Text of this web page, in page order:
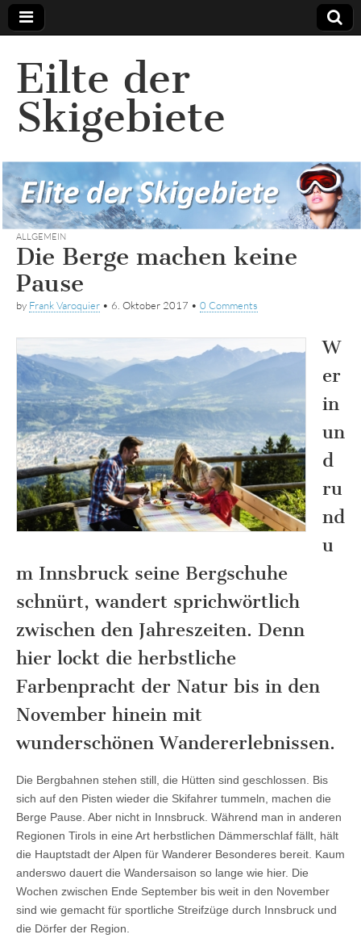
Eilte der
Skigebiete
ALLGEMEIN
Die Berge machen keine
Pause
by Frank Varoquier • 6. Oktober 2017 • 0 Comments
W
er
in
un
d
ru
nd
u
m Innsbruck seine Bergschuhe
schnürt, wandert sprichwörtlich
zwischen den Jahreszeiten. Denn
hier lockt die herbstliche
Farbenpracht der Natur bis in den
November hinein mit
wunderschönen Wandererlebnissen.
Die Bergbahnen stehen still, die Hütten sind geschlossen. Bis
sich auf den Pisten wieder die Skifahrer tummeln, machen die
Berge Pause. Aber nicht in Innsbruck. Während man in anderen
Regionen Tirols in eine Art herbstlichen Dämmerschlaf fällt, hält
die Hauptstadt der Alpen für Wanderer Besonderes bereit. Kaum
anderswo dauert die Wandersaison so lange wie hier. Die
Wochen zwischen Ende September bis weit in den November
sind wie gemacht für sportliche Streifzüge durch Innsbruck und
die Dörfer der Region.